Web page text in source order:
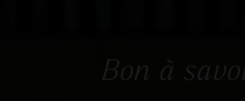
Bon à savoir